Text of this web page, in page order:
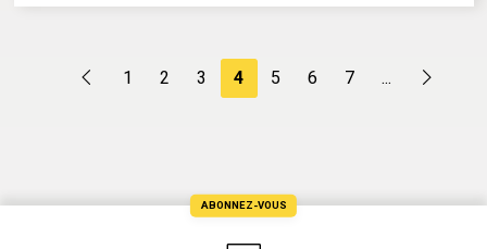
1 2 3 4 5 6 7 ...
ABONNEZ-VOUS